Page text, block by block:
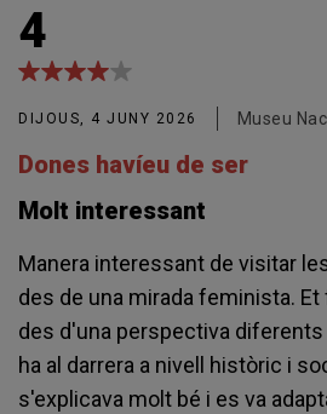
4
DIJOUS, 4 JUNY 2026 Museu
Dones havíeu de ser
Molt interessant
Manera interessant de visitar
des de una mirada feminista.
des d'una perspectiva
ha al darrera a nivell històric i
s'explicava molt bé i es va